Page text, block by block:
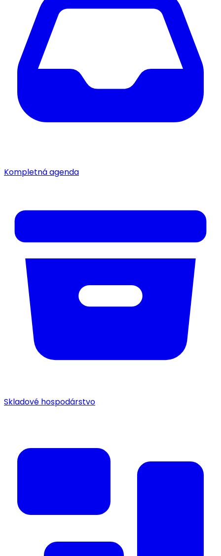
Kompletná agenda
Skladové hospodárstvo